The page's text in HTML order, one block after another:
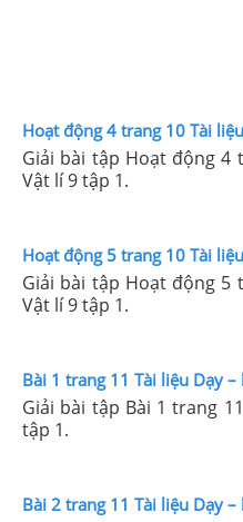
Hoạt động 4 trang 10 Tài
Giải bài tập Hoạt động 4
Vật lí 9 tập 1.
Hoạt động 5 trang 10 Tài
Giải bài tập Hoạt động 5
Vật lí 9 tập 1.
Bài 1 trang 11 Tài liệu Dạy –
Giải bài tập Bài 1 trang
tập 1.
Bài 2 trang 11 Tài liệu Dạy –